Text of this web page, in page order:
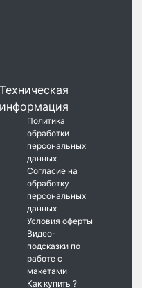
Техническая
информация
Политика
обработки
персональных
данных
Согласие на
обработку
персональных
данных
Условия оферты
Видео-
подсказки по
работе с
макетами
Как купить ?